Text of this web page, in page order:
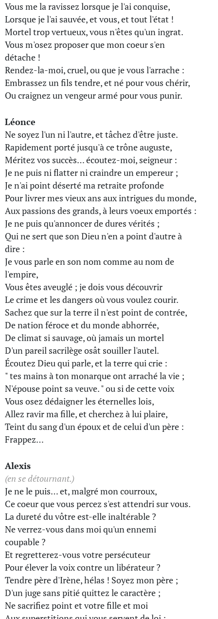
Vous me la ravissez lorsque je l'ai conquise,
Lorsque je l'ai sauvée, et vous, et tout l'état !
Mortel trop vertueux, vous n'êtes qu'un ingrat.
Vous m'osez proposer que mon coeur s'en
détache !
Rendez-la-moi, cruel, ou que je vous l'arrache :
Embrassez un fils tendre, et né pour vous chérir,
Ou craignez un vengeur armé pour vous punir.
Léonce
Ne soyez l'un ni l'autre, et tâchez d'être juste.
Rapidement porté jusqu'à ce trône auguste,
Méritez vos succès… écoutez-moi, seigneur :
Je ne puis ni flatter ni craindre un empereur ;
Je n'ai point déserté ma retraite profonde
Pour livrer mes vieux ans aux intrigues du monde,
Aux passions des grands, à leurs voeux emportés :
Je ne puis qu'annoncer de dures vérités ;
Qui ne sert que son Dieu n'en a point d'autre à
dire :
Je vous parle en son nom comme au nom de
l'empire,
Vous êtes aveuglé ; je dois vous découvrir
Le crime et les dangers où vous voulez courir.
Sachez que sur la terre il n'est point de contrée,
De nation féroce et du monde abhorrée,
De climat si sauvage, où jamais un mortel
D'un pareil sacrilège osât souiller l'autel.
Écoutez Dieu qui parle, et la terre qui crie :
" tes mains à ton monarque ont arraché la vie ;
N'épouse point sa veuve. " ou si de cette voix
Vous osez dédaigner les éternelles lois,
Allez ravir ma fille, et cherchez à lui plaire,
Teint du sang d'un époux et de celui d'un père :
Frappez…
Alexis
(en se détournant.)
Je ne le puis… et, malgré mon courroux,
Ce coeur que vous percez s'est attendri sur vous.
La dureté du vôtre est-elle inaltérable ?
Ne verrez-vous dans moi qu'un ennemi
coupable ?
Et regretterez-vous votre persécuteur
Pour élever la voix contre un libérateur ?
Tendre père d'Irène, hélas ! Soyez mon père ;
D'un juge sans pitié quittez le caractère ;
Ne sacrifiez point et votre fille et moi